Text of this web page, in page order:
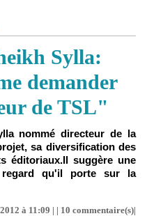
Sylla:
demander
de TSL"
nommé directeur de la
sa diversification des
éditoriaux.Il suggère une
regard qu'il porte sur la
à 11:09 | | 10 commentaire(s)|